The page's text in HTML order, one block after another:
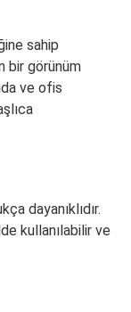
sahip
bir görünüm
ve ofis
dayanıklıdır.
kullanılabilir ve